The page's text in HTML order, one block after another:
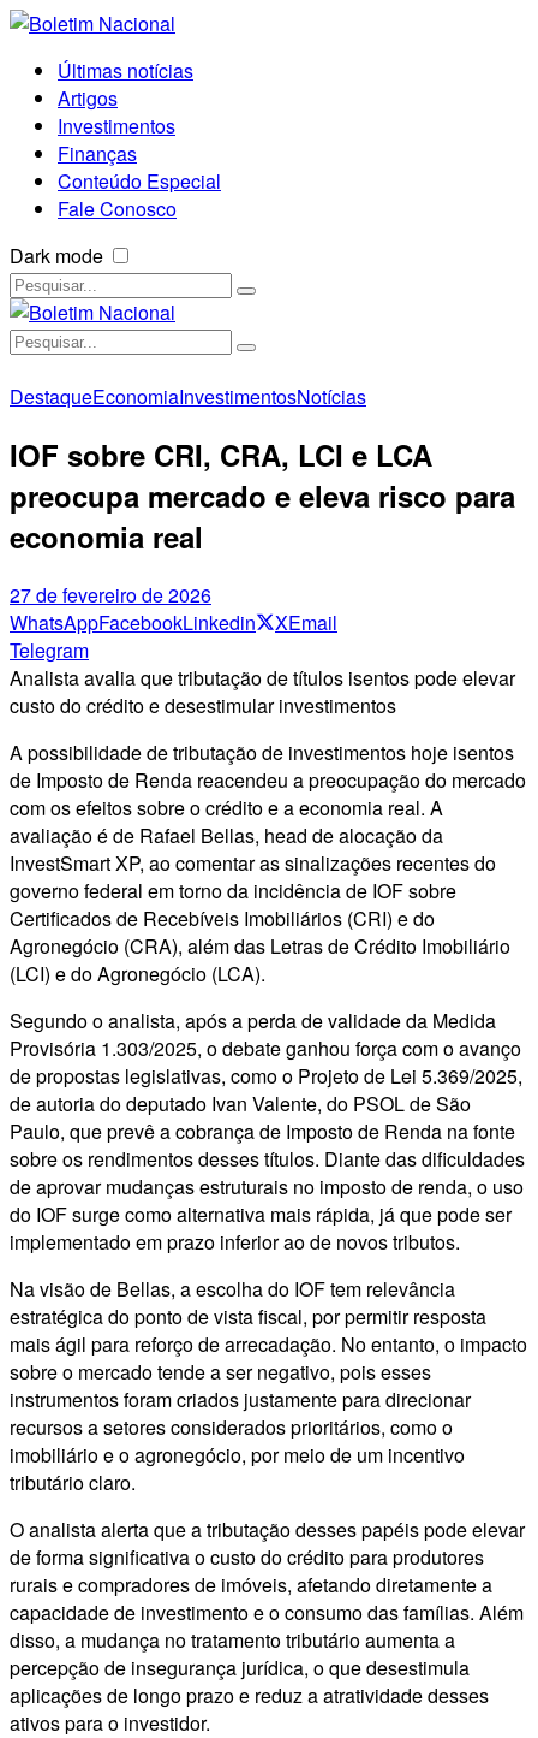
Últimas notícias
Artigos
Investimentos
Finanças
Conteúdo Especial
Fale Conosco
Dark mode
DestaqueEconomiaInvestimentosNotícias
IOF sobre CRI, CRA, LCI e LCA
preocupa mercado e eleva risco para
economia real
27 de fevereiro de 2026
WhatsAppFacebookLinkedin XEmail
Telegram
Analista avalia que tributação de títulos isentos pode elevar
custo do crédito e desestimular investimentos
A possibilidade de tributação de investimentos hoje isentos
de Imposto de Renda reacendeu a preocupação do mercado
com os efeitos sobre o crédito e a economia real. A
avaliação é de Rafael Bellas, head de alocação da
InvestSmart XP, ao comentar as sinalizações recentes do
governo federal em torno da incidência de IOF sobre
Certificados de Recebíveis Imobiliários (CRI) e do
Agronegócio (CRA), além das Letras de Crédito Imobiliário
(LCI) e do Agronegócio (LCA).
Segundo o analista, após a perda de validade da Medida
Provisória 1.303/2025, o debate ganhou força com o avanço
de propostas legislativas, como o Projeto de Lei 5.369/2025,
de autoria do deputado Ivan Valente, do PSOL de São
Paulo, que prevê a cobrança de Imposto de Renda na fonte
sobre os rendimentos desses títulos. Diante das dificuldades
de aprovar mudanças estruturais no imposto de renda, o uso
do IOF surge como alternativa mais rápida, já que pode ser
implementado em prazo inferior ao de novos tributos.
Na visão de Bellas, a escolha do IOF tem relevância
estratégica do ponto de vista fiscal, por permitir resposta
mais ágil para reforço de arrecadação. No entanto, o impacto
sobre o mercado tende a ser negativo, pois esses
instrumentos foram criados justamente para direcionar
recursos a setores considerados prioritários, como o
imobiliário e o agronegócio, por meio de um incentivo
tributário claro.
O analista alerta que a tributação desses papéis pode elevar
de forma significativa o custo do crédito para produtores
rurais e compradores de imóveis, afetando diretamente a
capacidade de investimento e o consumo das famílias. Além
disso, a mudança no tratamento tributário aumenta a
percepção de insegurança jurídica, o que desestimula
aplicações de longo prazo e reduz a atratividade desses
ativos para o investidor.